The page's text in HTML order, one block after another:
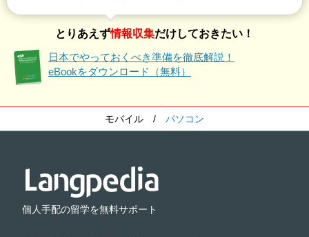
とりあえず情報収集だけしておきたい！
日本でやっておくべき準備を徹底解説！
eBookをダウンロード（無料）
モバイル / パソコン
個人手配の留学を無料サポート